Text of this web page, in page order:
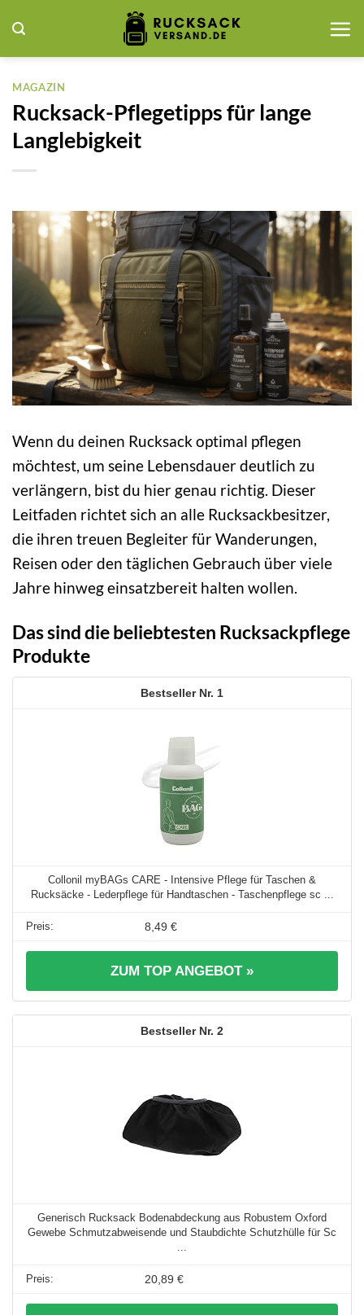
Inhalt
springen
MAGAZIN
Rucksack-Pflegetipps für lange
Langlebigkeit
Wenn du deinen Rucksack optimal pflegen
möchtest, um seine Lebensdauer deutlich zu
verlängern, bist du hier genau richtig. Dieser
Leitfaden richtet sich an alle Rucksackbesitzer,
die ihren treuen Begleiter für Wanderungen,
Reisen oder den täglichen Gebrauch über viele
Jahre hinweg einsatzbereit halten wollen.
Das sind die beliebtesten Rucksackpflege
Produkte
1
Collonil myBAGs CARE - Intensive Pflege für Taschen &
Rucksäcke - Lederpflege für Handtaschen - Taschenpflege sc ...
8,49 €
ZUM TOP ANGEBOT »
2
Generisch Rucksack Bodenabdeckung aus Robustem Oxford
Gewebe Schmutzabweisende und Staubdichte Schutzhülle für Sc
...
20,89 €